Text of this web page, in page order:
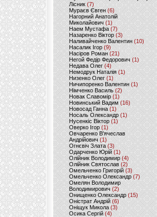
Лісник (7)
Мураєв Євген(6)
Нагорний Анатолій
Миколайович (1)
Наем Мустафа (7)
Назаренко Віктор (3)
Наливайченко Валентин (10)
Насалик Ігор(9)
Насіров Роман (21)
Негой Федір Федорович(1)
Недава Олег(4)
Немодрук Наталія(1)
Низенко Олег (1)
Ничипоренко Валентин (1)
Німченко Василь (2)
Новак Славомір (1)
Новинський Вадим (16)
Новосад Ганна (1)
Носаль Олександр (1)
Нусенкіс Віктор (1)
Оверко Ігор (1)
Овчаренко В'ячеслав
Андрійович(1)
Огнєвіч Злата (3)
Одарченко Юрій(1)
Олійник Володимир (4)
Олійник Святослав (2)
Омельченко Григорій (3)
Омельченко Олександр(7)
Омелян Володимир
Володимирович (2)
Онищенко Олександр (15)
Оністрат Андрій (6)
Оніщук Микола (3)
Осика Сергій(4)